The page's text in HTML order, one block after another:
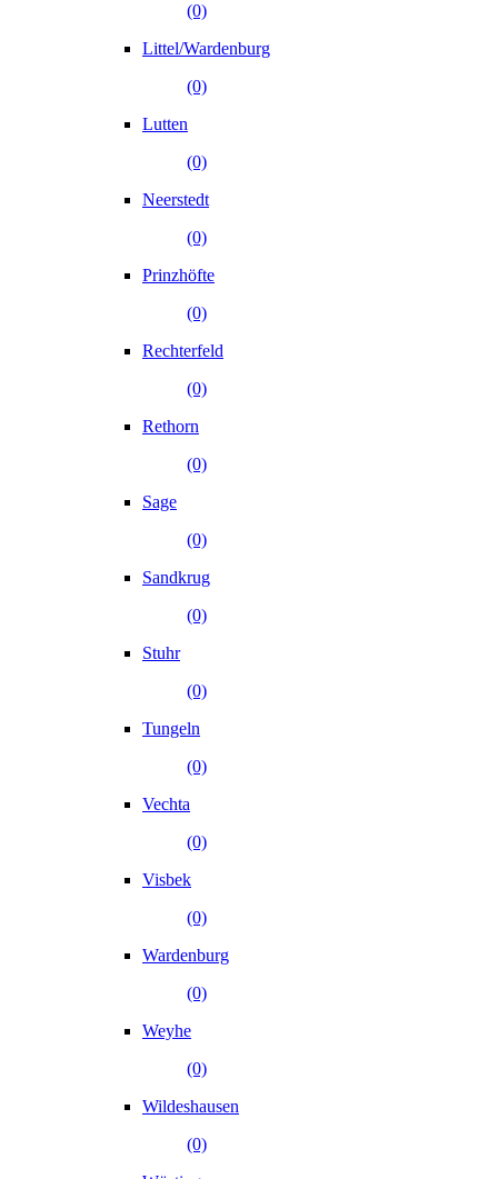
(0)
Littel/Wardenburg
(0)
Lutten
(0)
Neerstedt
(0)
Prinzhöfte
(0)
Rechterfeld
(0)
Rethorn
(0)
Sage
(0)
Sandkrug
(0)
Stuhr
(0)
Tungeln
(0)
Vechta
(0)
Visbek
(0)
Wardenburg
(0)
Weyhe
(0)
Wildeshausen
(0)